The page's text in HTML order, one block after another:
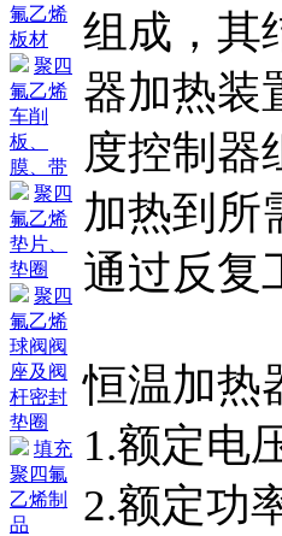
氟乙烯
板材
聚四
氟乙烯
车削
板、
膜、带
聚四
氟乙烯
垫片、
垫圈
聚四
氟乙烯
球阀阀
座及阀
杆密封
垫圈
填充
聚四氟
乙烯制
品
组成，其
器加热装
度控制器
加热到所
通过反复
恒温加热
1.额定电
2.额定功